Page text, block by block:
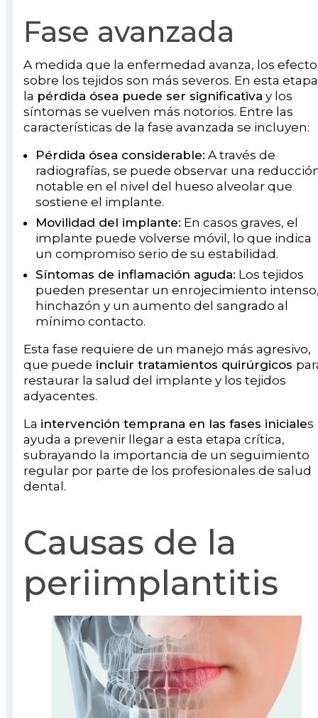
Fase avanzada
A medida que la enfermedad avanza, los
sobre los tejidos son más severos. En esta
la pérdida ósea puede ser significativa y los
síntomas se vuelven más notorios. Entre las
características de la fase avanzada se incluyen:
Pérdida ósea considerable: A través de
radiografías, se puede observar una
notable en el nivel del hueso alveolar que
sostiene el implante.
Movilidad del implante: En casos graves, el
implante puede volverse móvil, lo que indica
un compromiso serio de su estabilidad.
Síntomas de inflamación aguda: Los tejidos
pueden presentar un enrojecimiento
hinchazón y un aumento del sangrado al
mínimo contacto.
Esta fase requiere de un manejo más agresivo,
que puede incluir tratamientos quirúrgicos
restaurar la salud del implante y los tejidos
adyacentes.
La intervención temprana en las fases iniciales
ayuda a prevenir llegar a esta etapa crítica,
subrayando la importancia de un seguimiento
regular por parte de los profesionales de salud
dental.
Causas de la
periimplantitis